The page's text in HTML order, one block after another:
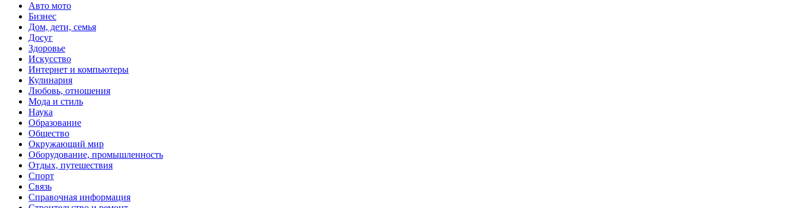
Авто мото
Бизнес
Дом, дети, семья
Досуг
Здоровье
Искусство
Интернет и компьютеры
Кулинария
Любовь, отношения
Мода и стиль
Наука
Образование
Общество
Окружающий мир
Оборудование, промышленность
Отдых, путешествия
Спорт
Связь
Справочная информация